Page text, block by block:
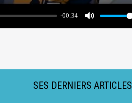
SES DERNIERS ARTICLES